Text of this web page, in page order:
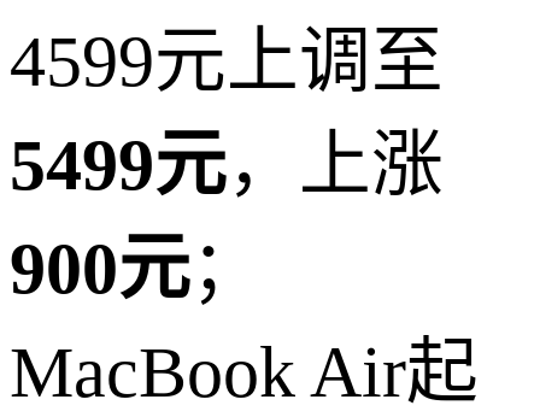
4599元上调至
5499元，上涨
900元；
MacBook Air起